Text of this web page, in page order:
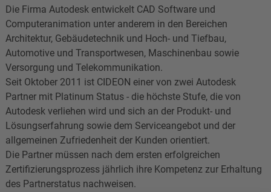
Die Firma Autodesk entwickelt CAD Software und
Computeranimation unter anderem in den Bereichen
Architektur, Gebäudetechnik und Hoch- und Tiefbau,
Automotive und Transportwesen, Maschinenbau sowie
Versorgung und Telekommunikation.
Seit Oktober 2011 ist CIDEON einer von zwei Autodesk
Partner mit Platinum Status - die höchste Stufe, die von
Autodesk verliehen wird und sich an der Produkt- und
Lösungserfahrung sowie dem Serviceangebot und der
allgemeinen Zufriedenheit der Kunden orientiert.
Die Partner müssen nach dem ersten erfolgreichen
Zertifizierungsprozess jährlich ihre Kompetenz zur Erhaltung
des Partnerstatus nachweisen.